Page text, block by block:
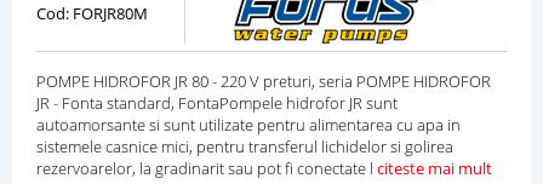
Cod: FORJR80M
POMPE HIDROFOR JR 80 - 220 V preturi, seria POMPE HIDROFOR
JR - Fonta standard, FontaPompele hidrofor JR sunt
autoamorsante si sunt utilizate pentru alimentarea cu apa in
sistemele casnice mici, pentru transferul lichidelor si golirea
rezervoarelor, la gradinarit sau pot fi conectate l citeste mai mult